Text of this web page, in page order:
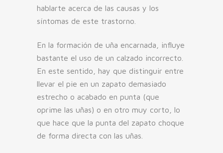
hablarte acerca de las causas y los
síntomas de este trastorno.
En la formación de uña encarnada, influye
bastante el uso de un calzado incorrecto.
En este sentido, hay que distinguir entre
llevar el pie en un zapato demasiado
estrecho o acabado en punta (que
oprime las uñas) o en otro muy corto, lo
que hace que la punta del zapato choque
de forma directa con las uñas.